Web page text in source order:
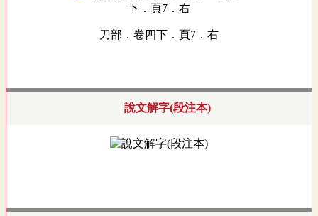
刀部．卷四下．頁7．右
說文解字(段注本)